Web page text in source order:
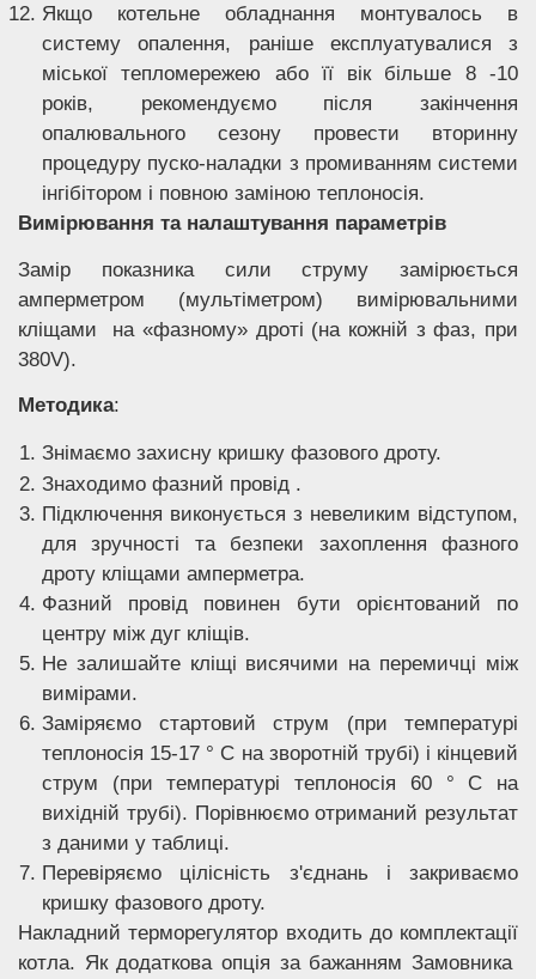
Якщо котельне обладнання монтувалось в
систему опалення, раніше експлуатувалися з
міської тепломережею або її вік більше 8 -10
років, рекомендуємо після закінчення
опалювального сезону провести вторинну
процедуру пуско-наладки з промиванням системи
інгібітором і повною заміною теплоносія.
Вимірювання та налаштування параметрів
Замір показника сили струму замірюється
амперметром (мультіметром) вимірювальними
кліщами на «фазному» дроті (на кожній з фаз, при
380V).
Методика:
Знімаємо захисну кришку фазового дроту.
Знаходимо фазний провід .
Підключення виконується з невеликим відступом,
для зручності та безпеки захоплення фазного
дроту кліщами амперметра.
Фазний провід повинен бути орієнтований по
центру між дуг кліщів.
Не залишайте кліщі висячими на перемичці між
вимірами.
Заміряємо стартовий струм (при температурі
теплоносія 15-17 ° С на зворотній трубі) і кінцевий
струм (при температурі теплоносія 60 ° С на
вихідній трубі). Порівнюємо отриманий результат
з даними у таблиці.
Перевіряємо цілісність з'єднань і закриваємо
кришку фазового дроту.
Накладний терморегулятор входить до комплектації
котла. Як додаткова опція за бажанням Замовника